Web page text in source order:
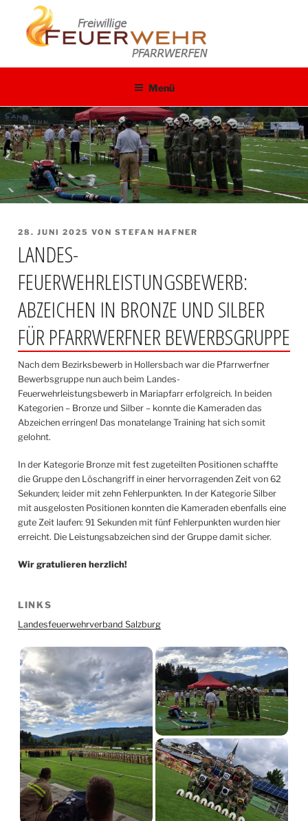
springen
Menü
VERÖFFENTLICHT
28. JUNI 2025 VON STEFAN HAFNER
LANDES-
FEUERWEHRLEISTUNGSBEWERB:
ABZEICHEN IN BRONZE UND SILBER
FÜR PFARRWERFNER BEWERBSGRUPPE
Nach dem Bezirksbewerb in Hollersbach war die Pfarrwerfner
Bewerbsgruppe nun auch beim Landes-
Feuerwehrleistungsbewerb in Mariapfarr erfolgreich. In beiden
Kategorien – Bronze und Silber – konnte die Kameraden das
Abzeichen erringen! Das monatelange Training hat sich somit
gelohnt.
In der Kategorie Bronze mit fest zugeteilten Positionen schaffte
die Gruppe den Löschangriff in einer hervorragenden Zeit von 62
Sekunden; leider mit zehn Fehlerpunkten. In der Kategorie Silber
mit ausgelosten Positionen konnten die Kameraden ebenfalls eine
gute Zeit laufen: 91 Sekunden mit fünf Fehlerpunkten wurden hier
erreicht. Die Leistungsabzeichen sind der Gruppe damit sicher.
Wir gratulieren herzlich!
LINKS
Landesfeuerwehrverband Salzburg